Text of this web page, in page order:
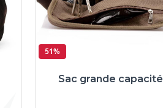
51%
Sac grande capacité